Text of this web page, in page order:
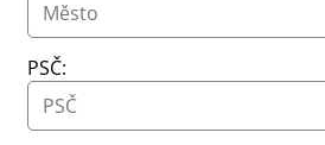
PSČ: